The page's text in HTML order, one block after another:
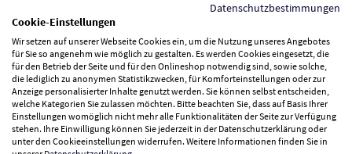
Vertrag widerrufen
Zahlungsarten
Wir versenden mit
Datenschutzbestimmungen
Cookie-Einstellungen
Wir setzen auf unserer Webseite Cookies ein, um die Nutzung unseres Angebotes
für Sie so angenehm wie möglich zu gestalten. Es werden Cookies eingesetzt, die
für den Betrieb der Seite und für den Onlineshop notwendig sind, sowie solche,
die lediglich zu anonymen Statistikzwecken, für Komforteinstellungen oder zur
Anzeige personalisierter Inhalte genutzt werden. Sie können selbst entscheiden,
welche Kategorien Sie zulassen möchten. Bitte beachten Sie, dass auf Basis Ihrer
Einstellungen womöglich nicht mehr alle Funktionalitäten der Seite zur Verfügung
stehen. Ihre Einwilligung können Sie jederzeit in der Datenschutzerklärung oder
unter den Cookieeinstellungen widerrufen. Weitere Informationen finden Sie in